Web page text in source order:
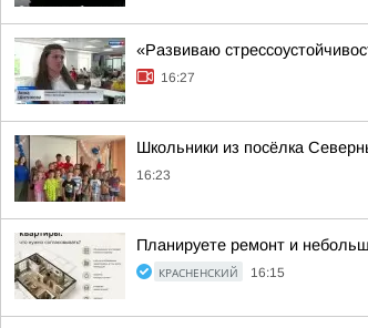
«Развиваю
16:27
Школьники из посёлка
16:23
Планируете ремонт и
КРАСНЕНСКИЙ 16:15